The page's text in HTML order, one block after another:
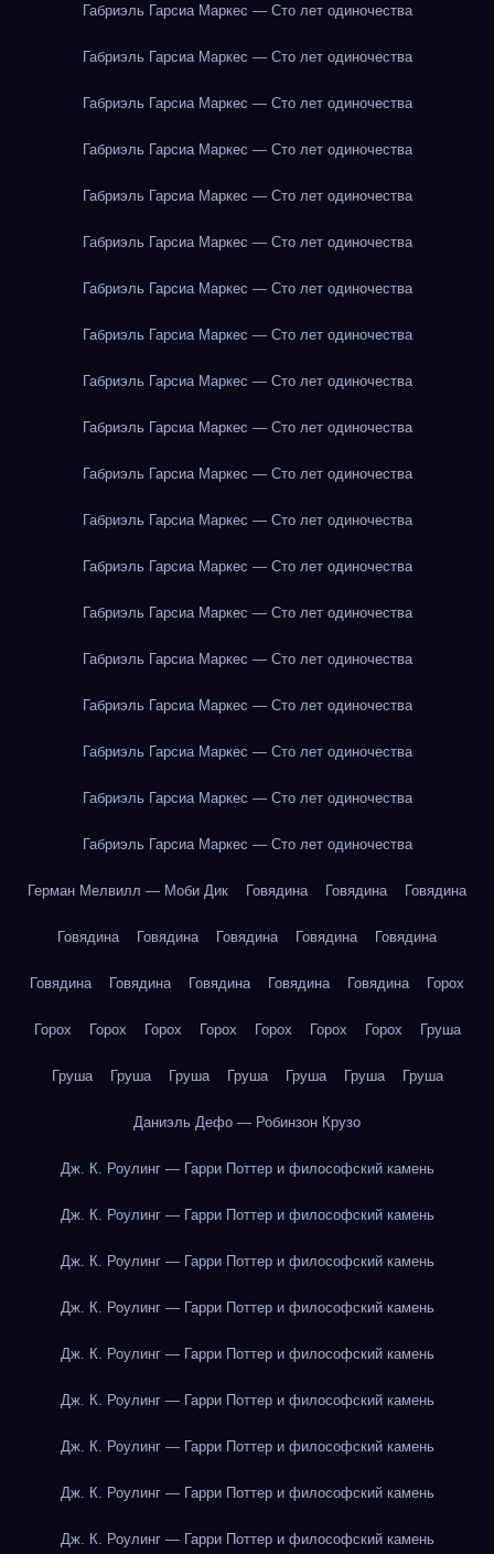
Габриэль Гарсиа Маркес — Сто лет одиночества
Габриэль Гарсиа Маркес — Сто лет одиночества
Габриэль Гарсиа Маркес — Сто лет одиночества
Габриэль Гарсиа Маркес — Сто лет одиночества
Габриэль Гарсиа Маркес — Сто лет одиночества
Габриэль Гарсиа Маркес — Сто лет одиночества
Габриэль Гарсиа Маркес — Сто лет одиночества
Габриэль Гарсиа Маркес — Сто лет одиночества
Габриэль Гарсиа Маркес — Сто лет одиночества
Габриэль Гарсиа Маркес — Сто лет одиночества
Габриэль Гарсиа Маркес — Сто лет одиночества
Габриэль Гарсиа Маркес — Сто лет одиночества
Габриэль Гарсиа Маркес — Сто лет одиночества
Габриэль Гарсиа Маркес — Сто лет одиночества
Габриэль Гарсиа Маркес — Сто лет одиночества
Габриэль Гарсиа Маркес — Сто лет одиночества
Габриэль Гарсиа Маркес — Сто лет одиночества
Габриэль Гарсиа Маркес — Сто лет одиночества
Габриэль Гарсиа Маркес — Сто лет одиночества
Герман Мелвилл — Моби Дик Говядина Говядина Говядина
Говядина Говядина Говядина Говядина Говядина
Говядина Говядина Говядина Говядина Говядина Горох
Горох Горох Горох Горох Горох Горох Горох Груша
Груша Груша Груша Груша Груша Груша Груша
Даниэль Дефо — Робинзон Крузо
Дж. К. Роулинг — Гарри Поттер и философский камень
Дж. К. Роулинг — Гарри Поттер и философский камень
Дж. К. Роулинг — Гарри Поттер и философский камень
Дж. К. Роулинг — Гарри Поттер и философский камень
Дж. К. Роулинг — Гарри Поттер и философский камень
Дж. К. Роулинг — Гарри Поттер и философский камень
Дж. К. Роулинг — Гарри Поттер и философский камень
Дж. К. Роулинг — Гарри Поттер и философский камень
Дж. К. Роулинг — Гарри Поттер и философский камень